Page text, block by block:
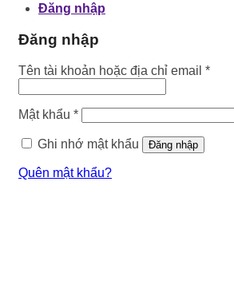
Đăng nhập
Đăng nhập
Tên tài khoản hoặc địa chỉ email *Bắt
Mật khẩu *Bắt
Ghi nhớ mật khẩu
Đăng nhập
Quên mật khẩu?